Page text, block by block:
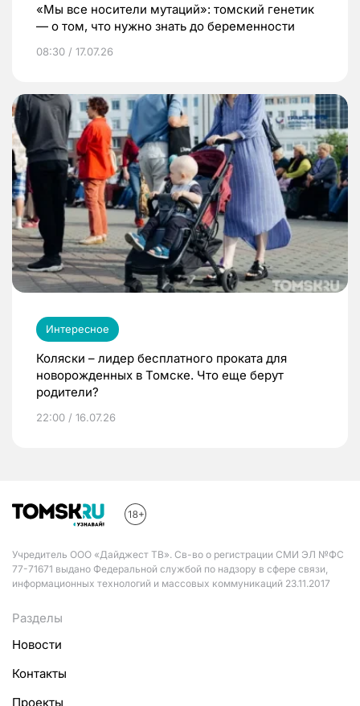
«Мы все носители мутаций»: томский генетик
— о том, что нужно знать до беременности
08:30 / 17.07.26
Интересное
Коляски – лидер бесплатного проката для
новорожденных в Томске. Что еще берут
родители?
22:00 / 16.07.26
Учредитель ООО «Дайджест ТВ». Св-во о регистрации СМИ ЭЛ №ФС
77-71671 выдано Федеральной службой по надзору в сфере связи,
информационных технологий и массовых коммуникаций 23.11.2017
Разделы
Новости
Контакты
Проекты